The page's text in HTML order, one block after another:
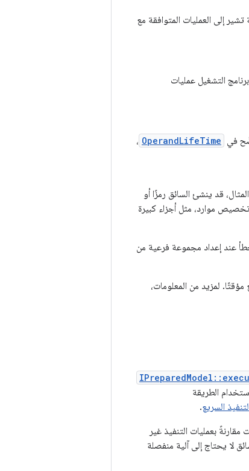
إلى العمليات المتوافقة مع
التشغيل عمليات
في OperandLifeTime ،
قد ينشئ السائق رمزًا أو
موارد، مثل أجزاء كبيرة
عند إعداد مجموعة فرعية من
لمزيد من المعلومات،
السريع.
بعمليات التنفيذ غير
لا يحتاج إلى آلية منفصلة